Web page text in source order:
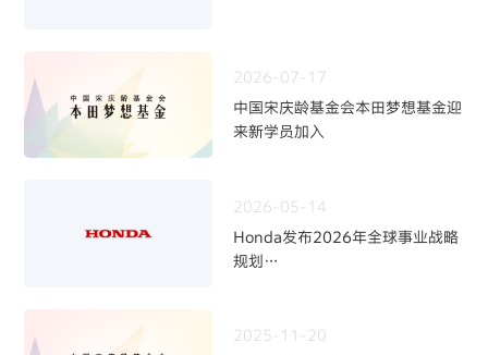
2026-07-17
中国宋庆龄基金会本田梦想基金迎
来新学员加入
2026-05-14
Honda发布2026年全球事业战略
规划
2025-11-20